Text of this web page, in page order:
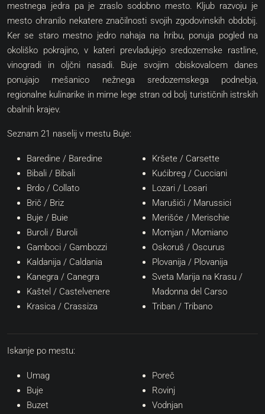
mestnega jedra pa je zraslo sodobno mesto. Kljub razvoju je
mesto ohranilo nekatere značilnosti svojih zgodovinskih obdobij.
Ker se staro mestno jedro nahaja na hribu, ponuja pogled na
okoliško pokrajino, v kateri prevladujejo sredozemske rastline,
vinogradi in oljčni nasadi. Buje svojim obiskovalcem danes
ponujajo mešanico nežnega sredozemskega podnebja,
regionalne kulinarike in mirne lege stran od bolj turističnih istrskih
obalnih krajev.
Seznam 21 naselij v mestu Buje:
Baredine / Baredine
Bibali / Bibali
Brdo / Collato
Brič / Briz
Buje / Buie
Buroli / Buroli
Gamboci / Gambozzi
Kaldanija / Caldania
Kanegra / Canegra
Kaštel / Castelvenere
Krasica / Crassiza
Kršete / Carsette
Kućibreg / Cucciani
Lozari / Losari
Marušići / Marussici
Merišće / Merischie
Momjan / Momiano
Oskoruš / Oscurus
Plovanija / Plovanija
Sveta Marija na Krasu /
Madonna del Carso
Triban / Tribano
Iskanje po mestu:
Umag
Buje
Buzet
Poreč
Rovinj
Vodnjan